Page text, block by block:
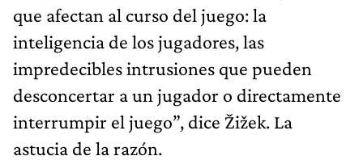
que afectan al curso del juego: la
inteligencia de los jugadores, las
impredecibles intrusiones que pueden
desconcertar a un jugador o directamente
interrumpir el juego”, dice Žižek. La
astucia de la razón.